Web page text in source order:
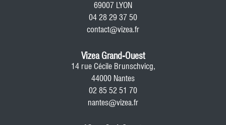
69007 LYON
04 28 29 37 50
contact@vizea.fr
Vizea Grand-Ouest
14 rue Cécile Brunschvicg,
44000 Nantes
02 85 52 51 70
nantes@vizea.fr